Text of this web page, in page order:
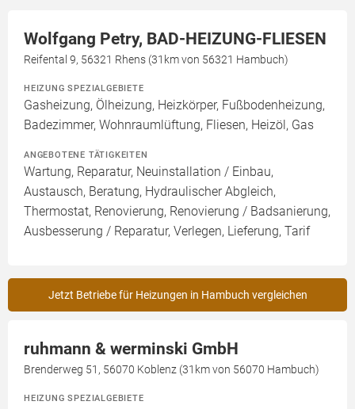
Wolfgang Petry, BAD-HEIZUNG-FLIESEN
Reifental 9, 56321 Rhens (31km von 56321 Hambuch)
HEIZUNG SPEZIALGEBIETE
Gasheizung, Ölheizung, Heizkörper, Fußbodenheizung,
Badezimmer, Wohnraumlüftung, Fliesen, Heizöl, Gas
ANGEBOTENE TÄTIGKEITEN
Wartung, Reparatur, Neuinstallation / Einbau,
Austausch, Beratung, Hydraulischer Abgleich,
Thermostat, Renovierung, Renovierung / Badsanierung,
Ausbesserung / Reparatur, Verlegen, Lieferung, Tarif
Jetzt Betriebe für Heizungen in Hambuch vergleichen
ruhmann & werminski GmbH
Brenderweg 51, 56070 Koblenz (31km von 56070 Hambuch)
HEIZUNG SPEZIALGEBIETE